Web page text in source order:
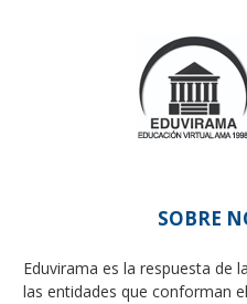
SOBRE
Eduvirama es la respuesta de
las entidades que conforman